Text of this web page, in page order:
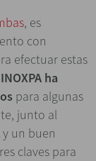
, es
con
efectuar estas
INOXPA ha
para algunas
junto al
un buen
claves para